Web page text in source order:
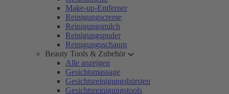
Make-up-Entferner
Reinigungscreme
Reinigungsmilch
Reinigungspuder
Reinigungsschaum
Beauty Tools & Zubehör
Alle anzeigen
Gesichtsmassage
Gesichtsreinigungsbürsten
Gesichtsreinigungstools